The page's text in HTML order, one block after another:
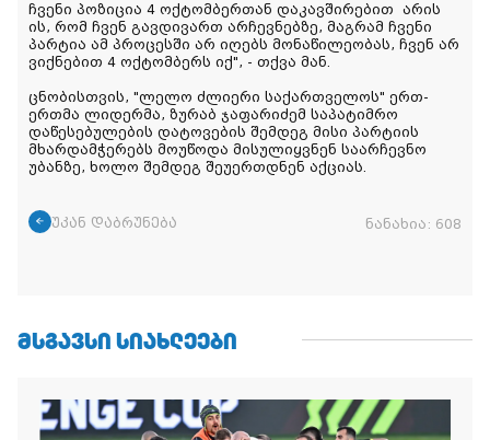
ჩვენი პოზიცია 4 ოქტომბერთან დაკავშირებით არის
ის, რომ ჩვენ გავდივართ არჩევნებზე, მაგრამ ჩვენი
პარტია ამ პროცესში არ იღებს მონაწილეობას, ჩვენ არ
ვიქნებით 4 ოქტომბერს იქ", - თქვა მან.
ცნობისთვის, "ლელო ძლიერი საქართველოს" ერთ-
ერთმა ლიდერმა, ზურაბ ჯაფარიძემ საპატიმრო
დაწესებულების დატოვების შემდეგ მისი პარტიის
მხარდამჭერებს მოუწოდა მისულიყვნენ საარჩევნო
უბანზე, ხოლო შემდეგ შეუერთდნენ აქციას.
უკან დაბრუნება ნანახია: 608
ᲛᲡᲒᲐᲕᲡᲘ ᲡᲘᲐᲮᲚᲔᲔᲑᲘ